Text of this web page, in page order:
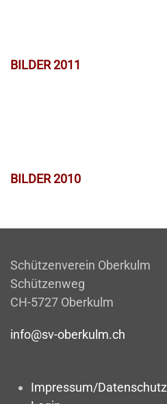
BILDER 2011
BILDER 2010
Schützenverein Oberkulm
Schützenweg
CH-5727 Oberkulm
info@sv-oberkulm.ch
Impressum/Datenschutz